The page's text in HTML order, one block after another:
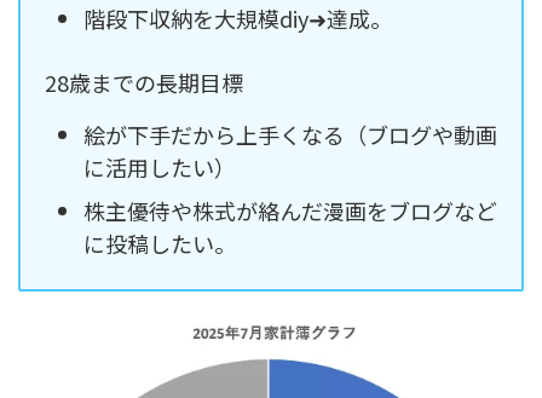
階段下収納を大規模diy➜達成。
28歳までの長期目標
絵が下手だから上手くなる（ブログや動画
に活用したい）
株主優待や株式が絡んだ漫画をブログなど
に投稿したい。